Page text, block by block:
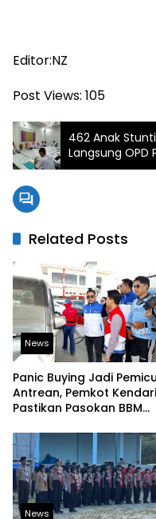
Editor:NZ
Post Views: 105
462 Anak
Langsung OPD
Related Posts
News
Panic Buying Jadi Pemicu
Antrean, Pemkot Kendari
Pastikan Pasokan BBM
News